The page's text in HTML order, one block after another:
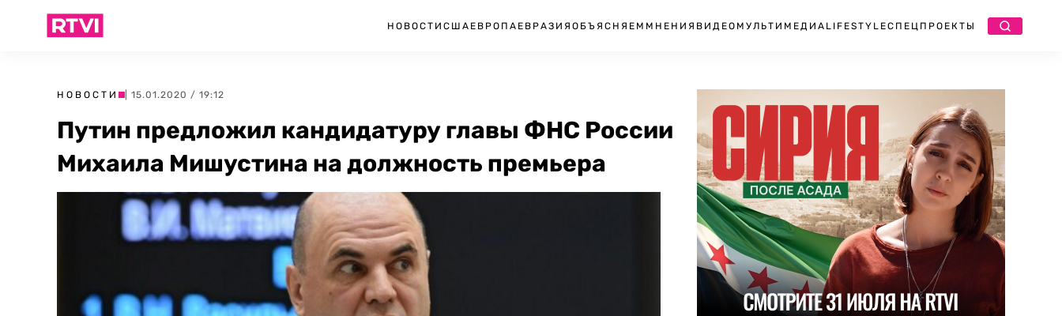
НОВОСТИ США ЕВРОПА ЕВРАЗИЯ ОБЪЯСНЯЕМ МНЕНИЯ ВИДЕО МУЛЬТИМЕДИА LIFESTYLEСПЕЦПРОЕКТЫ
НОВОСТИ | 15.01.2020 / 19:12
Путин предложил кандидатуру главы ФНС России
Михаила Мишустина на должность премьера